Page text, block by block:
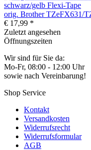
orig. Brother TZeFX631/
€ 17,99 *
Zuletzt angesehen
Öffnungszeiten
Wir sind für Sie da:
Mo-Fr, 08:00 - 12:00 Uhr
sowie nach Vereinbarung!
Shop Service
Kontakt
Versandkosten
Widerrufsrecht
Widerrufsformular
AGB